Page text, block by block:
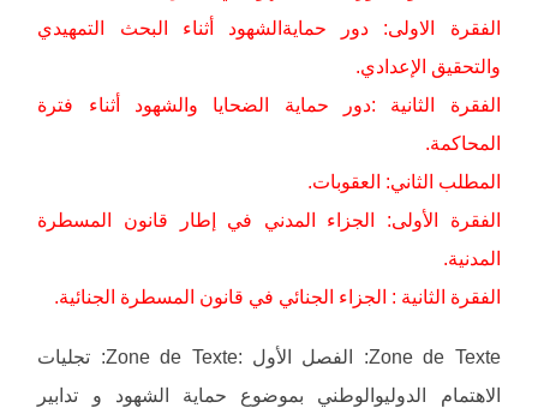
الفقرة الاولى: دور حمايةالشهود أثناء البحث التمهيدي
والتحقيق الإعدادي.
الفقرة الثانية :دور حماية الضحايا والشهود أثناء فترة
المحاكمة.
المطلب الثاني: العقوبات.
الفقرة الأولى: الجزاء المدني في إطار قانون المسطرة
المدنية.
الفقرة الثانية : الجزاء الجنائي في قانون المسطرة الجنائية.
Zone de Texte: الفصل الأول :Zone de Texte: تجليات
الاهتمام الدوليوالوطني بموضوع حماية الشهود و تدابير